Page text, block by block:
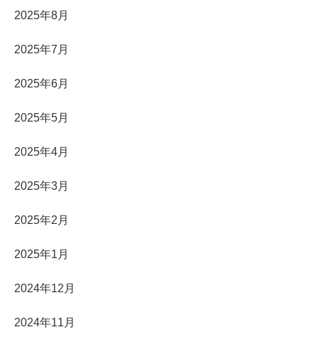
2025年8月
2025年7月
2025年6月
2025年5月
2025年4月
2025年3月
2025年2月
2025年1月
2024年12月
2024年11月